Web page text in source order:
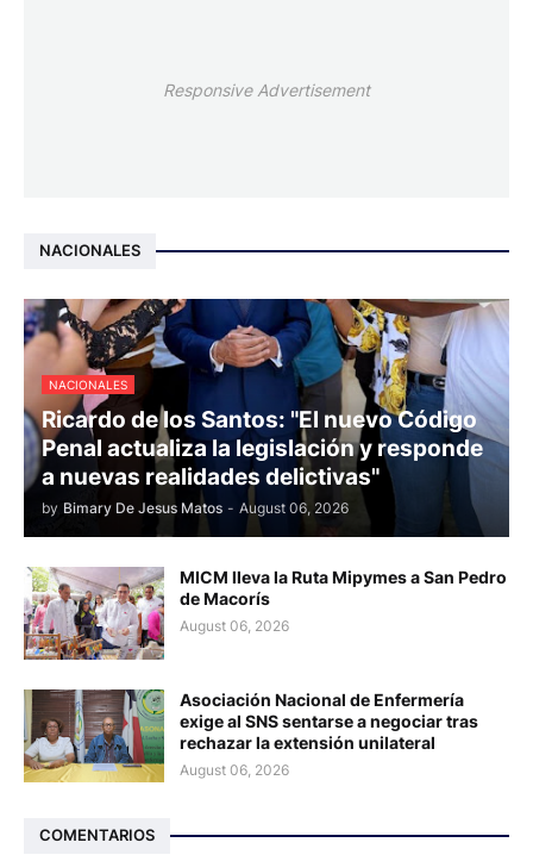
Responsive Advertisement
NACIONALES
NACIONALES
Ricardo de los Santos: "El nuevo Código
Penal actualiza la legislación y responde
a nuevas realidades delictivas"
by Bimary De Jesus Matos - August 06, 2026
MICM lleva la Ruta Mipymes a San Pedro
de Macorís
August 06, 2026
Asociación Nacional de Enfermería
exige al SNS sentarse a negociar tras
rechazar la extensión unilateral
August 06, 2026
COMENTARIOS